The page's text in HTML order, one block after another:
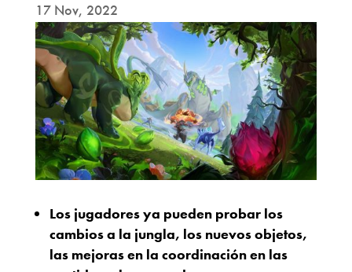
17 Nov, 2022
Los jugadores ya pueden probar los
cambios a la jungla, los nuevos objetos,
las mejoras en la coordinación en las